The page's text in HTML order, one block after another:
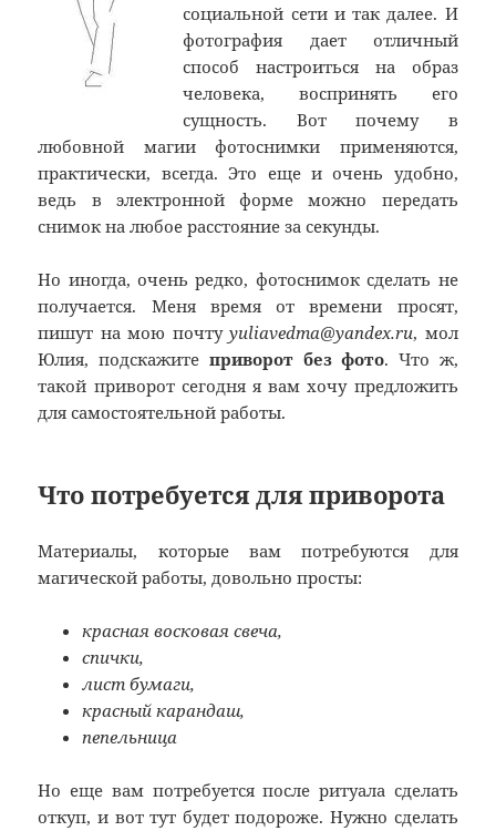
социальной сети и так далее. И
фотография дает отличный
способ настроиться на образ
человека, воспринять его
сущность. Вот почему в
любовной магии фотоснимки применяются,
практически, всегда. Это еще и очень удобно,
ведь в электронной форме можно передать
снимок на любое расстояние за секунды.
Но иногда, очень редко, фотоснимок сделать не
получается. Меня время от времени просят,
пишут на мою почтуyuliavedma@yandex.ru, мол
Юлия, подскажите приворот без фото. Что ж,
такой приворот сегодня я вам хочу предложить
для самостоятельной работы.
Что потребуется для приворота
Материалы, которые вам потребуются для
магической работы, довольно просты:
красная восковая свеча,
спички,
лист бумаги,
красный карандаш,
пепельница
Но еще вам потребуется после ритуала сделать
откуп, и вот тут будет подороже. Нужно сделать